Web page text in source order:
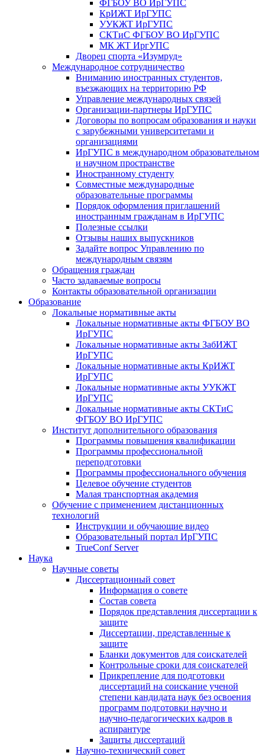
ФГБОУ ВО ИрГУПС
КрИЖТ ИрГУПС
УУКЖТ ИрГУПС
СКТиС ФГБОУ ВО ИрГУПС
МК ЖТ ИргУПС
Дворец спорта «Изумруд»
Международное сотрудничество
Вниманию иностранных студентов,
въезжающих на территорию РФ
Управление международных связей
Организации-партнеры ИрГУПС
Договоры по вопросам образования и науки
с зарубежными университетами и
организациями
ИрГУПС в международном образовательном
и научном пространстве
Иностранному студенту
Совместные международные
образовательные программы
Порядок оформления приглашений
иностранным гражданам в ИрГУПС
Полезные ссылки
Отзывы наших выпускников
Задайте вопрос Управлению по
международным связям
Обращения граждан
Часто задаваемые вопросы
Контакты образовательной организации
Образование
Локальные нормативные акты
Локальные нормативные акты ФГБОУ ВО
ИрГУПС
Локальные нормативные акты ЗабИЖТ
ИрГУПС
Локальные нормативные акты КрИЖТ
ИрГУПС
Локальные нормативные акты УУКЖТ
ИрГУПС
Локальные нормативные акты СКТиС
ФГБОУ ВО ИрГУПС
Институт дополнительного образования
Программы повышения квалификации
Программы профессиональной
переподготовки
Программы профессионального обучения
Целевое обучение студентов
Малая транспортная академия
Обучение с применением дистанционных
технологий
Инструкции и обучающие видео
Образовательный портал ИрГУПС
TrueConf Server
Наука
Научные советы
Диссертационный совет
Информация о совете
Состав совета
Порядок представления диссертации к
защите
Диссертации, представленные к
защите
Бланки документов для соискателей
Контрольные сроки для соискателей
Прикрепление для подготовки
диссертаций на соискание ученой
степени кандидата наук без освоения
программ подготовки научно и
научно-педагогических кадров в
аспирантуре
Защиты диссертаций
Научно-технический совет